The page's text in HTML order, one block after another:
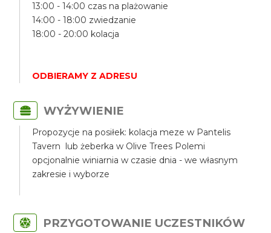
13:00 - 14:00 czas na plażowanie
14:00 - 18:00 zwiedzanie
18:00 - 20:00 kolacja
ODBIERAMY Z ADRESU
WYŻYWIENIE
Propozycje na posiłek: kolacja meze w Pantelis
Tavern lub żeberka w Olive Trees Polemi
opcjonalnie winiarnia w czasie dnia - we własnym
zakresie i wyborze
PRZYGOTOWANIE UCZESTNIKÓW